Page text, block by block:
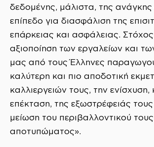
δεδομένης, μάλιστα, της ανάγκης
επίπεδο για διασφάλιση της
επάρκειας και ασφάλειας. Στόχος
αξιοποίηση των εργαλείων και
μας από τους Έλληνες
καλύτερη και πιο αποδοτική
καλλιεργειών τους, την ενίσχυση,
επέκταση, της εξωστρέφειάς τους
μείωση του περιβαλλοντικού τους
αποτυπώματος».